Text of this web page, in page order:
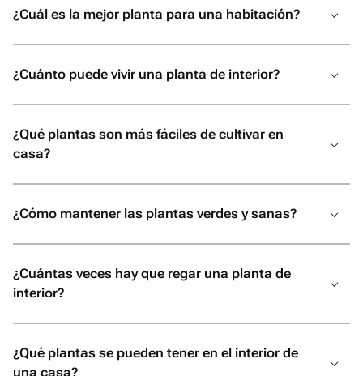
¿Cuál es la mejor planta para una habitación?
¿Cuánto puede vivir una planta de interior?
¿Qué plantas son más fáciles de cultivar en
casa?
¿Cómo mantener las plantas verdes y sanas?
¿Cuántas veces hay que regar una planta de
interior?
¿Qué plantas se pueden tener en el interior de
una casa?